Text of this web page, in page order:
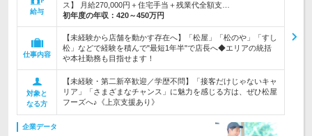
給与
ス】 月給270,000円＋住宅手当＋残業代全額支…
初年度の年収： 420～450万円
仕事内容
【未経験から店舗を動かす存在へ】「松屋」「松のや」「すし
松」などで経験を積んで"最短1年半"で店長へ◆エリアの統括
や本社勤務も目指せます！
対象と
なる方
【未経験・第二新卒歓迎／学歴不問】「接客だけじゃないキャ
リア」「さまざまなチャンス」に魅力を感じる方は、ぜひ松屋
フーズへ♪《上京支援あり》
企業データ